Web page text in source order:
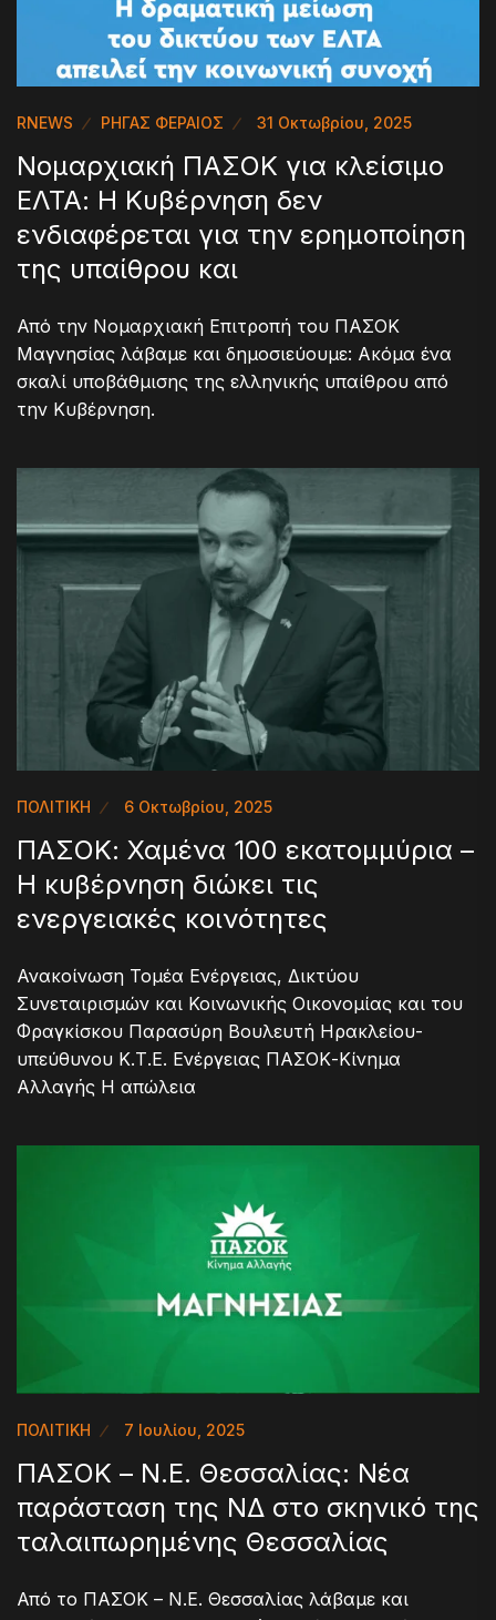
RNEWS ΡΗΓΑΣ ΦΕΡΑΙΟΣ 31 Οκτωβρίου, 2025
Νομαρχιακή ΠΑΣΟΚ για κλείσιμο
ΕΛΤΑ: Η Κυβέρνηση δεν
ενδιαφέρεται για την ερημοποίηση
της υπαίθρου και
Από την Νομαρχιακή Επιτροπή του ΠΑΣΟΚ
Μαγνησίας λάβαμε και δημοσιεύουμε: Ακόμα ένα
σκαλί υποβάθμισης της ελληνικής υπαίθρου από
την Κυβέρνηση.
ΠΟΛΙΤΙΚΗ 6 Οκτωβρίου, 2025
ΠΑΣΟΚ: Χαμένα 100 εκατομμύρια –
Η κυβέρνηση διώκει τις
ενεργειακές κοινότητες
Ανακοίνωση Τομέα Ενέργειας, Δικτύου
Συνεταιρισμών και Κοινωνικής Οικονομίας και του
Φραγκίσκου Παρασύρη Βουλευτή Ηρακλείου-
υπεύθυνου Κ.Τ.Ε. Ενέργειας ΠΑΣΟΚ-Κίνημα
Αλλαγής Η απώλεια
ΠΟΛΙΤΙΚΗ 7 Ιουλίου, 2025
ΠΑΣΟΚ – Ν.Ε. Θεσσαλίας: Νέα
παράσταση της ΝΔ στο σκηνικό της
ταλαιπωρημένης Θεσσαλίας
Από το ΠΑΣΟΚ – Ν.Ε. Θεσσαλίας λάβαμε και